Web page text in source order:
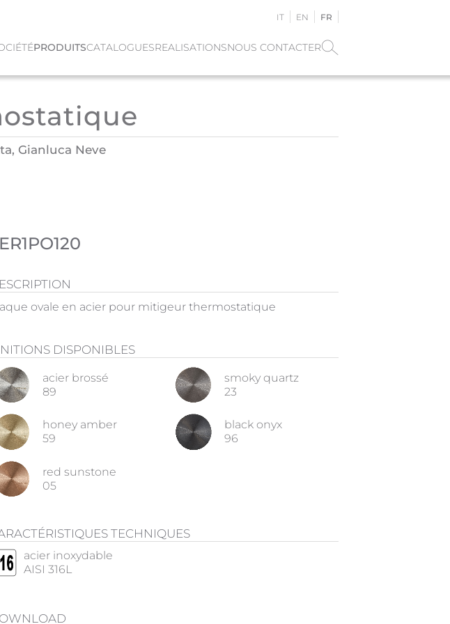
IT EN FR
PRODUITSCATALOGUESREALISATIONSNOUS CONTACTER
Gianluca Neve
ovale en acier pour mitigeur thermostatique
DISPONIBLES
acier brossé
89
smoky quartz
23
honey amber
59
black onyx
96
red sunstone
05
TECHNIQUES
acier inoxydable
AISI 316L